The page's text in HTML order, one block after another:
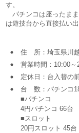
す。
パチンコは座ったま
は遊技台から直接払い出
住 所：埼玉県川
営業時間：10:00
定休日：台入替の
台 数：パチンコ
■パチンコ
4円パチンコ 66
■スロット
20円スロット 45